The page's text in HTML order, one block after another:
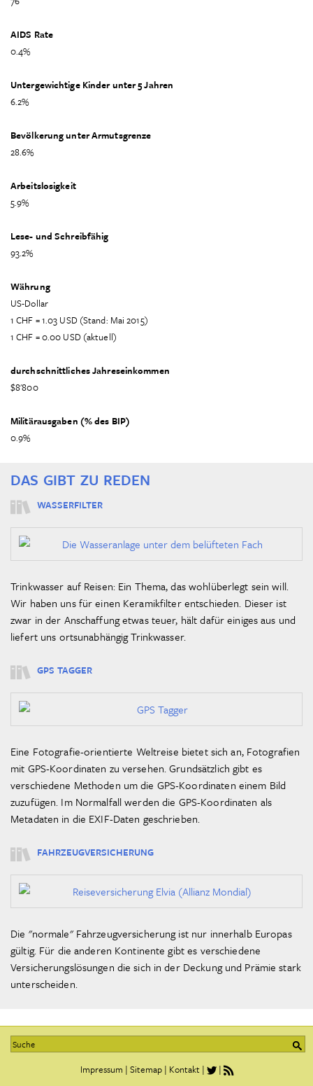
AIDS Rate
0.4%
Untergewichtige Kinder unter 5 Jahren
6.2%
Bevölkerung unter Armutsgrenze
28.6%
Arbeitslosigkeit
5.9%
Lese- und Schreibfähig
93.2%
Währung
US-Dollar
1 CHF = 1.03 USD (Stand: Mai 2015)
1 CHF = 0.00 USD (aktuell)
durchschnittliches Jahreseinkommen
$8'800
Militärausgaben (% des BIP)
0.9%
DAS GIBT ZU REDEN
WASSERFILTER
Trinkwasser auf Reisen: Ein Thema, das wohlüberlegt sein will.
Wir haben uns für einen Keramikfilter entschieden. Dieser ist
zwar in der Anschaffung etwas teuer, hält dafür einiges aus und
liefert uns ortsunabhängig Trinkwasser.
GPS TAGGER
Eine Fotografie-orientierte Weltreise bietet sich an, Fotografien
mit GPS-Koordinaten zu versehen. Grundsätzlich gibt es
verschiedene Methoden um die GPS-Koordinaten einem Bild
zuzufügen. Im Normalfall werden die GPS-Koordinaten als
Metadaten in die EXIF-Daten geschrieben.
FAHRZEUGVERSICHERUNG
Die "normale" Fahrzeugversicherung ist nur innerhalb Europas
gültig. Für die anderen Kontinente gibt es verschiedene
Versicherungslösungen die sich in der Deckung und Prämie stark
unterscheiden.
Impressum | Sitemap| Kontakt| |